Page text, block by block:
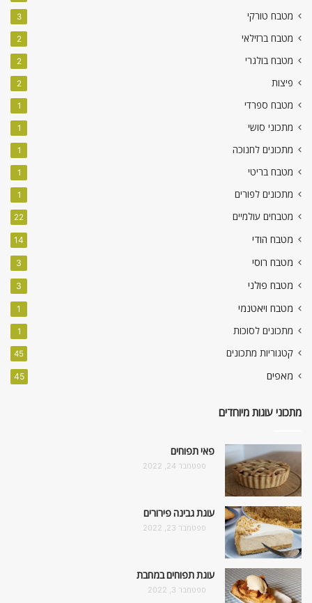
מטבח טורקי 3
מטבח ברזילאי 2
מטבח בולגרי 2
פיצות 2
מטבח ספרדי 1
מתכוני סושי 1
מתכונים לחנוכה 1
מטבח בריטי 1
מתכונים לפורים 1
מטבחים עולמיים 22
מטבח הודי 14
מטבח רוסי 3
מטבח פולני 3
מטבח ויאטנמי 1
מתכונים לסוכות 1
קטגוריות מתכונים 45
מאפים 45
מתכוני עוגות מיוחדים
פאי תפוחים
ספטמבר 24, 2022
עוגת גבינה פירורים
ספטמבר 23, 2022
עוגת תפוחים במחבת
ספטמבר 3, 2022